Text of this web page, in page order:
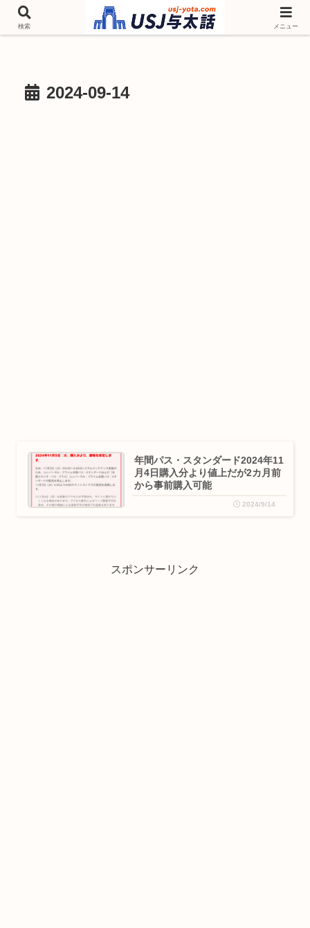
チケットやシーズンイベント ニンテンドーワールド アトラクションなどユニ
バを歩いて情報収集しています
2024-09-14
年間パス・スタンダード2024年11
月4日購入分より値上だが2カ月前
から事前購入可能
2024/9/14
スポンサーリンク
検索 メニュー